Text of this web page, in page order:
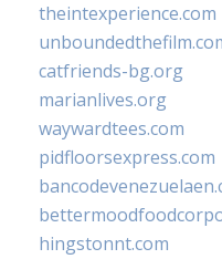
theintexperience.com
catfriends-bg.org
marianlives.org
waywardtees.com
pidfloorsexpress.com
hingstonnt.com